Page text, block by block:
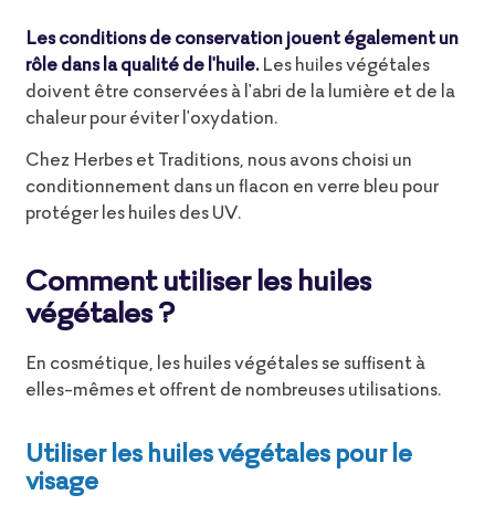
Les conditions de conservation jouent également un
rôle dans la qualité de l'huile.Les huiles végétales
doivent être conservées à l'abri de la lumière et de la
chaleur pour éviter l'oxydation.
Chez Herbes et Traditions, nous avons choisi un
conditionnement dans un flacon en verre bleu pour
protégerles huiles des UV.
Comment utiliser les huiles
végétales ?
En cosmétique, les huiles végétales se suffisent à
elles-mêmes et offrent de nombreuses utilisations.
Utiliser les huiles végétales pour le
visage